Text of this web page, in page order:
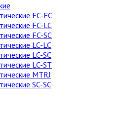
FC-FC
FC-LC
FC-SC
LC-LC
LC-SC
LC-ST
MTRJ
SC-SC